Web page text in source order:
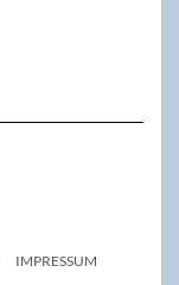
IMPRESSUM